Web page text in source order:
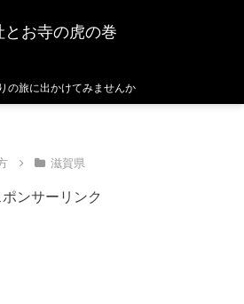
とお寺の虎の巻
の旅に出かけてみませんか
滋賀県
ポンサーリンク